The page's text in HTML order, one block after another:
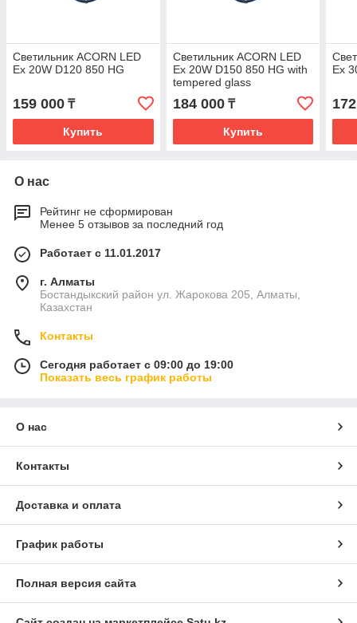
Светильник ACORN LED
Ex 20W D120 850 HG
159 000 ₸
Купить
Светильник ACORN LED
Ex 20W D150 850 HG with
tempered glass
184 000₸
Купить
Ex
О нас
Рейтинг не сформирован
Менее 5 отзывов за последний год
Работает с 11.01.2017
г. Алматы
Бостандыкский район ул. Жарокова 205, Алматы,
Казахстан
Контакты
Сегодня работает с 09:00 до 19:00
Показать весь график работы
О нас
Контакты
Доставка и оплата
График работы
Полная версия сайта